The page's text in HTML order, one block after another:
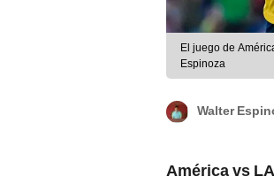
El juego de
Espinoza
Walter
América vs